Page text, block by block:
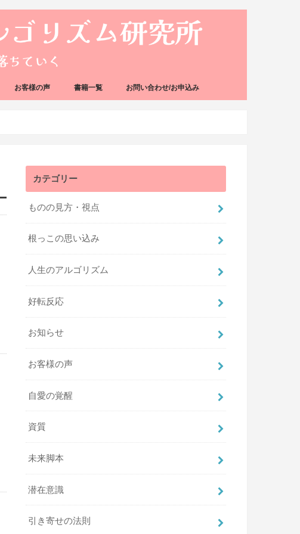
お客様の声 書籍一覧 お問い合わせ/お申込み
カテゴリー
ものの見方・視点
根っこの思い込み
人生のアルゴリズム
好転反応
お知らせ
お客様の声
自愛の覚醒
資質
未来脚本
潜在意識
引き寄せの法則